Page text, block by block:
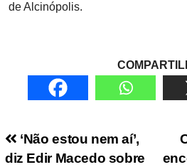
de Alcinópolis.
Navegação de
‘Não estou nem aí’,
diz Edir Macedo sobre